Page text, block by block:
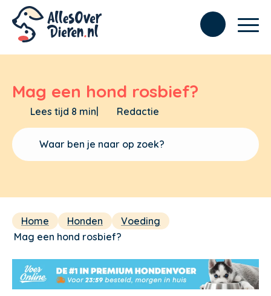
Mag een hond rosbief?
Lees tijd 8 min| Redactie
Home Honden
Voeding
Mag een hond rosbief?